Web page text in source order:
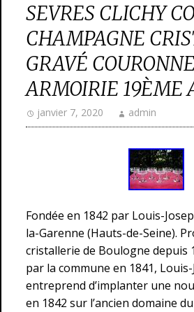
SEVRES CLICHY
CHAMPAGNE
GRAVÉ
ARMOIRIE 19ÈME
janvier 7, 2020 admin
Fondée en 1842 par Louis-
la-Garenne (Hauts-de-Seine).
cristallerie de Boulogne depuis
par la commune en 1841, Louis-
entreprend d’implanter une
en 1842 sur l’ancien domaine